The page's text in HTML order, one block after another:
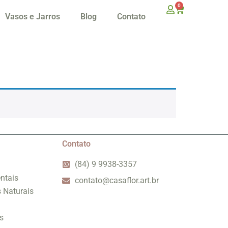
Vasos e Jarros Blog Contato
0
Naturais
Contato
(84) 9 9938-3357
contato@casaflor.art.br